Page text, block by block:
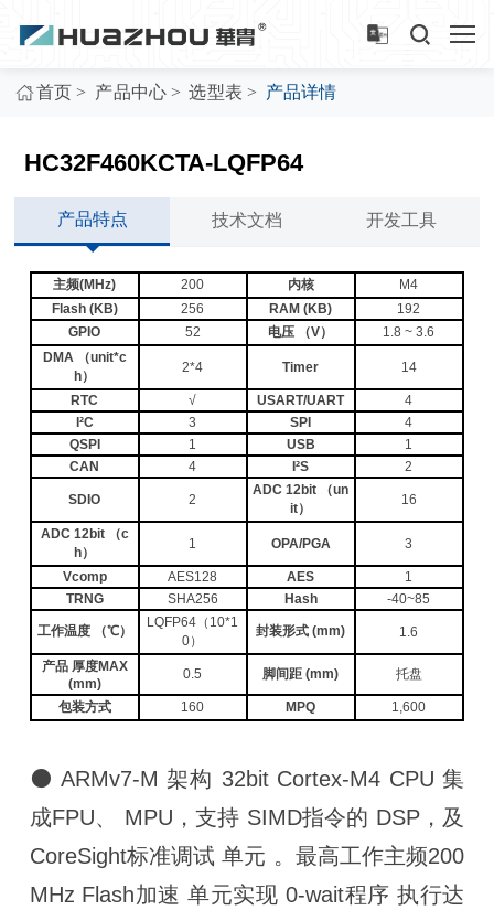
首页 > 产品中心 > 选型表 > 产品详情
HC32F460KCTA-LQFP64
产品特点 技术文档 开发工具
主频(MHz) 200 内核
M4
Flash (KB)
256 RAM (KB)
192
GPIO
52 电压 （V）
1.8 ~ 3.6
DMA （unit*c
h）
2*4 Timer 14
RTC √ USART/UART
4
I²C
3 SPI
4
QSPI
1 USB
1
CAN
4 I²S 2
SDIO 2
ADC 12bit （un
it）
16
ADC 12bit （c
h）
1 OPA/PGA 3
Vcomp AES128 AES
1
TRNG
SHA256 Hash -40~85
工作温度 （℃）
LQFP64（10*1
0）
封装形式 (mm) 1.6
产品 厚度MAX
(mm)
0.5 脚间距 (mm) 托盘
包装方式 160 MPQ 1,600
⚫ ARMv7-M 架构 32bit Cortex-M4 CPU 集
成FPU、 MPU，支持 SIMD指令的 DSP，及
CoreSight标准调试 单元 。最高工作主频200
MHz Flash加速 单元实现 0-wait程序 执行达